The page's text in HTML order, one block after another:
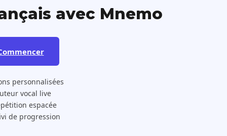
avec Mnemo
personnalisées
vocal live
espacée
de progression